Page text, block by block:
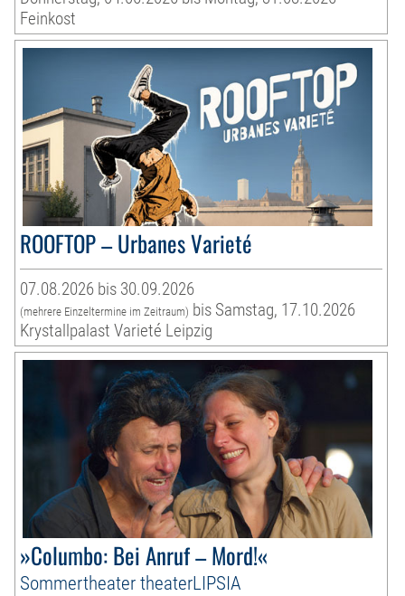
Feinkost
ROOFTOP – Urbanes Varieté
07.08.2026 bis 30.09.2026
(mehrere Einzeltermine im Zeitraum) bis Samstag, 17.10.2026
Krystallpalast Varieté Leipzig
»Columbo: Bei Anruf – Mord!«
Sommertheater theaterLIPSIA